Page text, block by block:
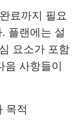
료까지 필요
플랜에는 설
요소가 포함
음 사항들이
목적